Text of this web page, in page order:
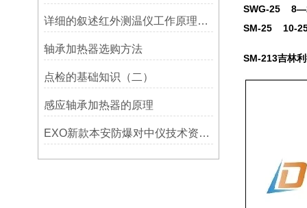
详细的叙述红外测温仪工作原理及应用
轴承加热器选购方法
点检的基础知识（二）
感应轴承加热器的原理
EXO新款本安防爆对中仪技术资料简介——宁波利德仪器
SWG-25
SM-25 10-
SM-213吉林